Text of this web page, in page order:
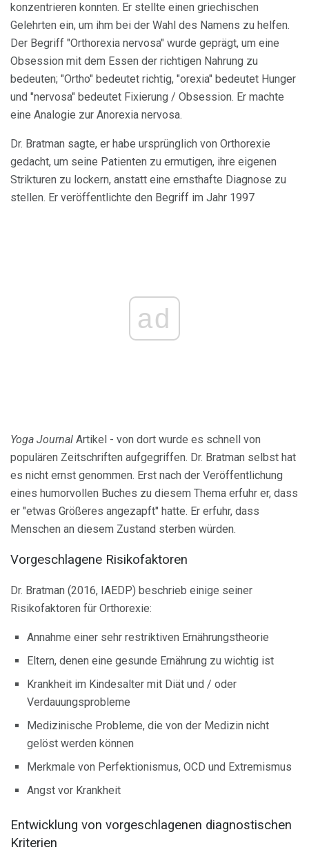
konzentrieren konnten. Er stellte einen griechischen
Gelehrten ein, um ihm bei der Wahl des Namens zu helfen.
Der Begriff "Orthorexia nervosa" wurde geprägt, um eine
Obsession mit dem Essen der richtigen Nahrung zu
bedeuten; "Ortho" bedeutet richtig, "orexia" bedeutet Hunger
und "nervosa" bedeutet Fixierung / Obsession. Er machte
eine Analogie zur Anorexia nervosa.
Dr. Bratman sagte, er habe ursprünglich von Orthorexie
gedacht, um seine Patienten zu ermutigen, ihre eigenen
Strikturen zu lockern, anstatt eine ernsthafte Diagnose zu
stellen. Er veröffentlichte den Begriff im Jahr 1997
ad
Yoga Journal Artikel - von dort wurde es schnell von
populären Zeitschriften aufgegriffen. Dr. Bratman selbst hat
es nicht ernst genommen. Erst nach der Veröffentlichung
eines humorvollen Buches zu diesem Thema erfuhr er, dass
er "etwas Größeres angezapft" hatte. Er erfuhr, dass
Menschen an diesem Zustand sterben würden.
Vorgeschlagene Risikofaktoren
Dr. Bratman (2016, IAEDP) beschrieb einige seiner
Risikofaktoren für Orthorexie:
Annahme einer sehr restriktiven Ernährungstheorie
Eltern, denen eine gesunde Ernährung zu wichtig ist
Krankheit im Kindesalter mit Diät und / oder
Verdauungsprobleme
Medizinische Probleme, die von der Medizin nicht
gelöst werden können
Merkmale von Perfektionismus, OCD und Extremismus
Angst vor Krankheit
Entwicklung von vorgeschlagenen diagnostischen
Kriterien